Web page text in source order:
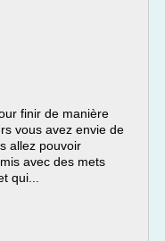
finir de manière
vous avez envie de
allez pouvoir
avec des mets
qui...